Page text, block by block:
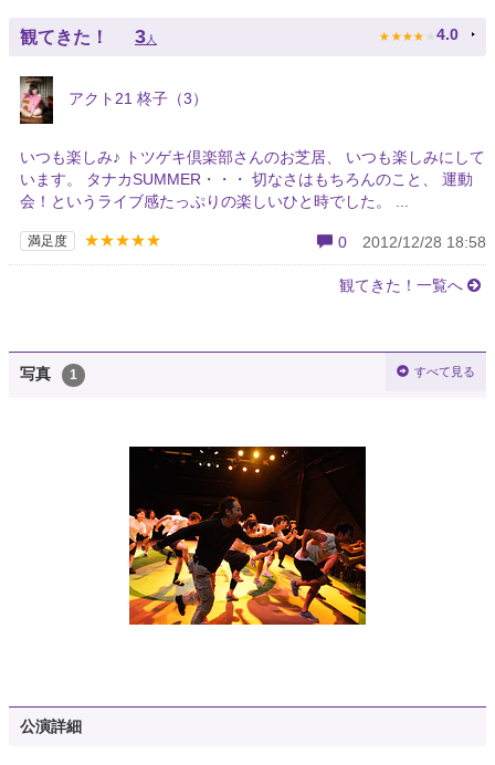
観てきた！ 3 人 ★ ★ ★ ★ ★ 4.0
アクト21 柊子（3）
いつも楽しみ♪ トツゲキ倶楽部さんのお芝居、 いつも楽しみにして
います。 タナカSUMMER・・・ 切なさはもちろんのこと、 運動
会！というライブ感たっぷりの楽しいひと時でした。 ...
満足度 ★★★★★ 0 2012/12/28 18:58
観てきた！一覧へ
写真 1 すべて見る
公演詳細